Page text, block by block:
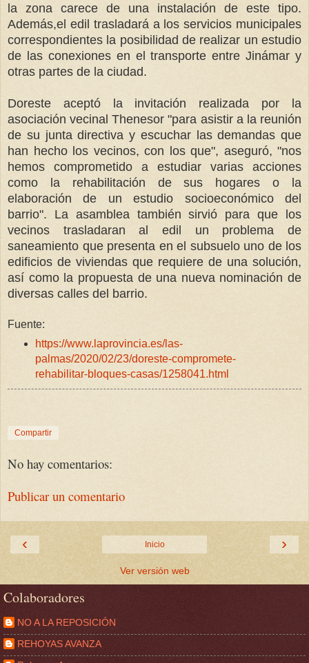
la zona carece de una instalación de este tipo.
Además,el edil trasladará a los servicios municipales
correspondientes la posibilidad de realizar un estudio
de las conexiones en el transporte entre Jinámar y
otras partes de la ciudad.
Doreste aceptó la invitación realizada por la
asociación vecinal Thenesor "para asistir a la reunión
de su junta directiva y escuchar las demandas que
han hecho los vecinos, con los que", aseguró, "nos
hemos comprometido a estudiar varias acciones
como la rehabilitación de sus hogares o la
elaboración de un estudio socioeconómico del
barrio". La asamblea también sirvió para que los
vecinos trasladaran al edil un problema de
saneamiento que presenta en el subsuelo uno de los
edificios de viviendas que requiere de una solución,
así como la propuesta de una nueva nominación de
diversas calles del barrio.
Fuente:
https://www.laprovincia.es/las-
palmas/2020/02/23/doreste-compromete-
rehabilitar-bloques-casas/1258041.html
Compartir
No hay comentarios:
Publicar un comentario
‹ ›
Inicio
Ver versión web
Colaboradores
NO A LA REPOSICIÓN
REHOYAS AVANZA